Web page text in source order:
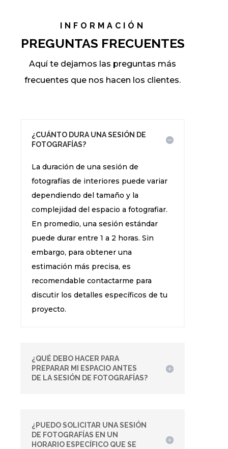
INFORMACIÓN
PREGUNTAS FRECUENTES
Aquí te dejamos las preguntas más
frecuentes que nos hacen los clientes.
¿CUÁNTO DURA UNA SESIÓN DE
FOTOGRAFÍAS?
La duración de una sesión de
fotografías de interiores puede variar
dependiendo del tamaño y la
complejidad del espacio a fotografiar.
En promedio, una sesión estándar
puede durar entre 1 a 2 horas. Sin
embargo, para obtener una
estimación más precisa, es
recomendable contactarme para
discutir los detalles específicos de tu
proyecto.
¿QUÉ DEBO HACER PARA
PREPARAR MI ESPACIO ANTES
DE LA SESIÓN DE FOTOGRAFÍAS?
¿PUEDO SOLICITAR UNA SESIÓN
DE FOTOGRAFÍAS EN UN
HORARIO ESPECÍFICO QUE SE